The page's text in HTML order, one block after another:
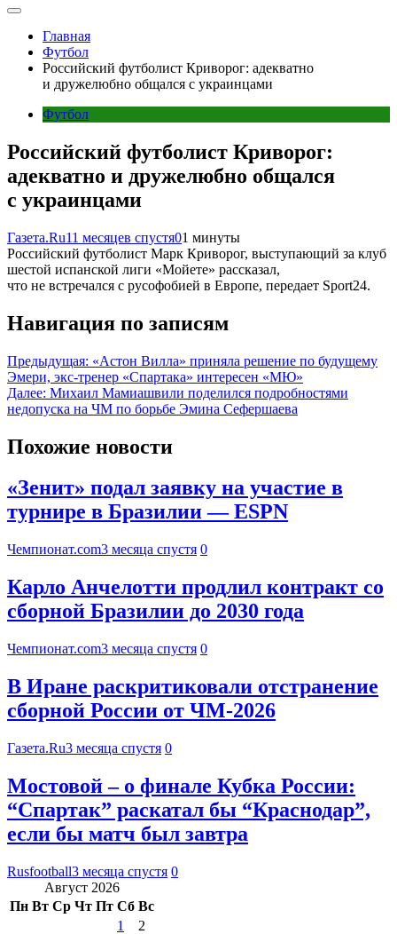
Главная
Футбол
Российский футболист Криворог: адекватно
и дружелюбно общался с украинцами
Футбол
Российский футболист Криворог:
адекватно и дружелюбно общался
с украинцами
Газета.Ru11 месяцев спустя01 минуты
Российский футболист Марк Криворог, выступающий за клуб
шестой испанской лиги «Мойете» рассказал,
что не встречался с русофобией в Европе, передает Sport24.
Навигация по записям
Предыдущая: «Астон Вилла» приняла решение по будущему
Эмери, экс-тренер «Спартака» интересен «МЮ»
Далее: Михаил Мамиашвили поделился подробностями
недопуска на ЧМ по борьбе Эмина Сефершаева
Похожие новости
«Зенит» подал заявку на участие в
турнире в Бразилии — ESPN
Чемпионат.com3 месяца спустя 0
Карло Анчелотти продлил контракт со
сборной Бразилии до 2030 года
Чемпионат.com3 месяца спустя 0
В Иране раскритиковали отстранение
сборной России от ЧМ-2026
Газета.Ru3 месяца спустя 0
Мостовой – о финале Кубка России:
“Спартак” раскатал бы “Краснодар”,
если бы матч был завтра
Rusfootball3 месяца спустя 0
Август 2026
Пн Вт Ср Чт Пт Сб Вс
1
2